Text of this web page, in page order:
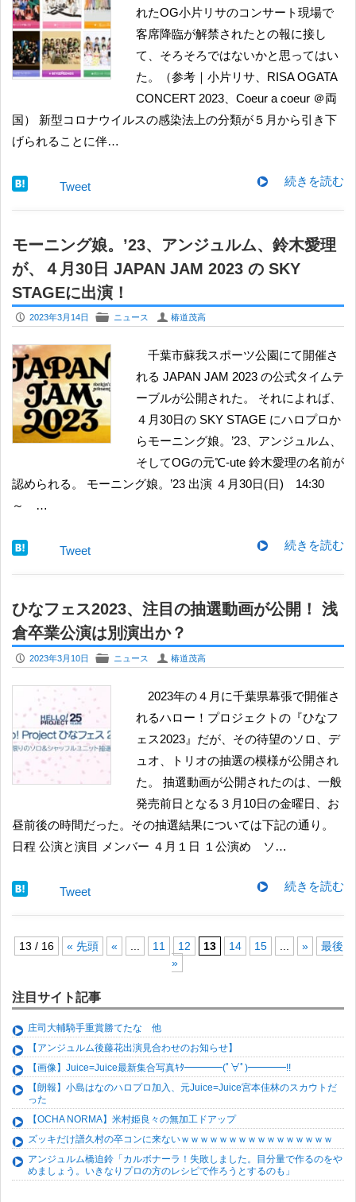
れたOG小片リサのコンサート現場で
客席降臨が解禁されたとの報に接し
て、そろそろではないかと思ってはい
た。（参考｜小片リサ、RISA OGATA
CONCERT 2023、Coeur a coeur ＠両
国） 新型コロナウイルスの感染法上の分類が５月から引き下
げられることに伴…
続きを読む
Tweet
モーニング娘。’23、アンジュルム、鈴木愛理
が、４月30日 JAPAN JAM 2023 の SKY
STAGEに出演！
P 2023年3月14日 F ニュース U 椿道茂高
千葉市蘇我スポーツ公園にて開催さ
れる JAPAN JAM 2023 の公式タイムテ
ーブルが公開された。 それによれば、
４月30日の SKY STAGE にハロプロか
らモーニング娘。’23、アンジュルム、
そしてOGの元℃-ute 鈴木愛理の名前が
認められる。 モーニング娘。’23 出演 ４月30日(日) 14:30
～ …
続きを読む
Tweet
ひなフェス2023、注目の抽選動画が公開！ 浅
倉卒業公演は別演出か？
P 2023年3月10日 F ニュース U 椿道茂高
2023年の４月に千葉県幕張で開催さ
れるハロー！プロジェクトの『ひなフ
ェス2023』だが、その待望のソロ、デ
ュオ、トリオの抽選の模様が公開され
た。 抽選動画が公開されたのは、一般
発売前日となる３月10日の金曜日、お
昼前後の時間だった。その抽選結果については下記の通り。
日程 公演と演目 メンバー ４月１日 １公演め ソ…
続きを読む
Tweet
13 / 16 « 先頭 « 11 12 13 14 15 »
最後
»
注目サイト記事
庄司大輔騎手重賞勝てたな 他
【アンジュルム後藤花出演見合わせのお知らせ】
【画像】Juice=Juice最新集合写真ｷﾀ━━━━(ﾟ∀ﾟ)━━━━!!
【朗報】小島はなのハロプロ加入、元Juice=Juice宮本佳林のスカウトだ
った
【OCHA NORMA】米村姫良々の無加工ドアップ
ズッキだけ譜久村の卒コンに来ないｗｗｗｗｗｗｗｗｗｗｗｗｗｗｗｗ
アンジュルム橋迫鈴「カルボナーラ！失敗しました。目分量で作るのをや
めましょう。いきなりプロの方のレシピで作ろうとするのも」